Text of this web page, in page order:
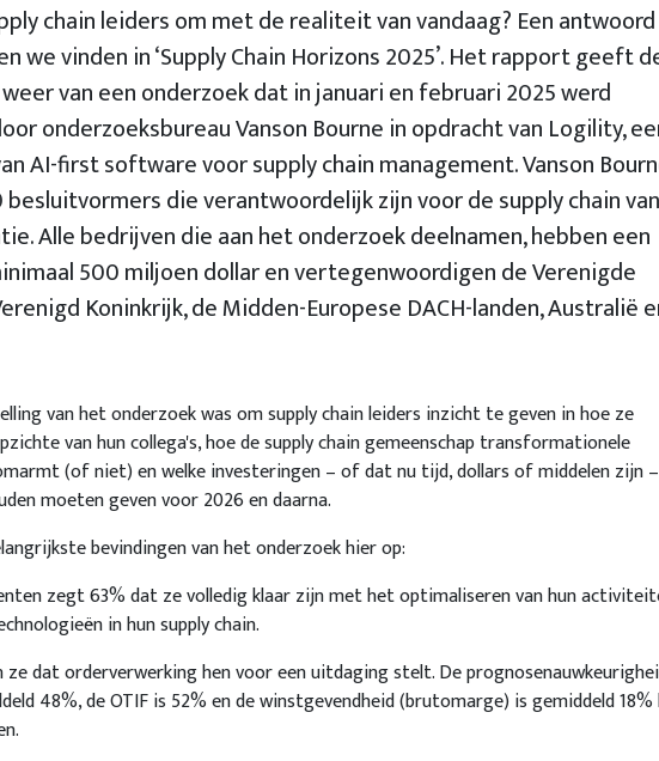
chain leiders om met de realiteit van vandaag? Een antwoord
we vinden in ‘Supply Chain Horizons 2025’. Het rapport geeft
van een onderzoek dat in januari en februari 2025 werd
onderzoeksbureau Vanson Bourne in opdracht van Logility,
AI-first software voor supply chain management. Vanson
die verantwoordelijk zijn voor de supply chain van
Alle bedrijven die aan het onderzoek deelnamen, hebben een
500 miljoen dollar en vertegenwoordigen de Verenigde
Koninkrijk, de Midden-Europese DACH-landen, Australië
van het onderzoek was om supply chain leiders inzicht te geven in hoe ze
van hun collega's, hoe de supply chain gemeenschap transformationele
(of niet) en welke investeringen – of dat nu tijd, dollars of middelen zijn –
moeten geven voor 2026 en daarna.
bevindingen van het onderzoek hier op:
zegt 63% dat ze volledig klaar zijn met het optimaliseren van hun
in hun supply chain.
ze dat orderverwerking hen voor een uitdaging stelt. De
48%, de OTIF is 52% en de winstgevendheid (brutomarge) is gemiddeld